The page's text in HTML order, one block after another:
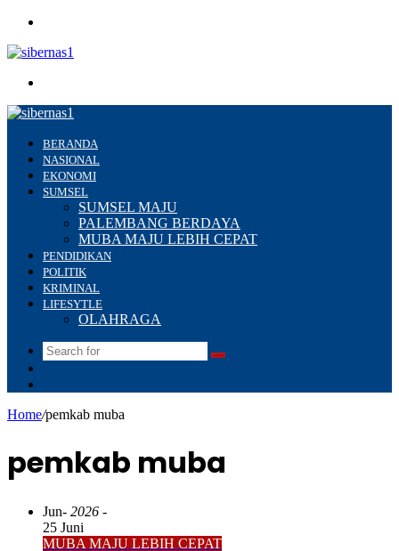
BERANDA
NASIONAL
EKONOMI
SUMSEL
SUMSEL MAJU
PALEMBANG BERDAYA
MUBA MAJU LEBIH CEPAT
PENDIDIKAN
POLITIK
KRIMINAL
LIFESYTLE
OLAHRAGA
Search
Home/pemkab muba
pemkab muba
Jun- 2026 -
25 Juni
MUBA MAJU LEBIH CEPAT